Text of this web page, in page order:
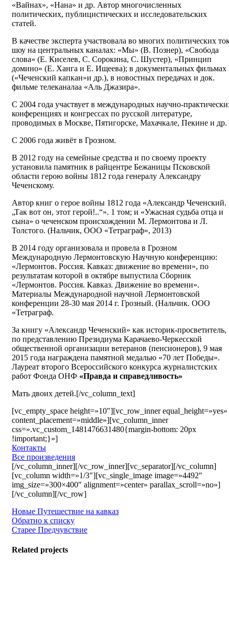
«Вайнах», «Нана» и др. Автор многочисленных
политических, публицистических и исследовательских
статей.
В качестве эксперта участвовала во многих политических
шоу на центральных каналах: «Мы» (В. Познер), «Свобода
слова» (Е. Киселев, С. Сорокина, С. Шустер), «Принцип
домино» (Е. Ханга и Е. Ищеева); в документальных фильмах
(«Чеченский капкан»и др.), в новостных передачах и док.
фильме телеканалаа «Аль Джазира».
С 2004 года участвует в международных научно-
конференциях и конгрессах по русской литературе,
проводимых в Москве, Пятигорске, Махачкале, Пекине и др.
С 2006 года живёт в Грозном.
В 2012 году на семейные средства и по своему проекту
установила памятник в райцентре Бежаницы Псковской
области герою войны 1812 года генералу Александру
Чеченскому.
Автор книг о герое войны 1812 года «Александр Чеченский.
„Так вот он, этот герой!..“». 1 том; и «Ужасная судьба отца и
сына» о чеченском происхождении М. Лермонтова и Л.
Толстого. (Нальчик, ООО «Тетраграф», 2013)
В 2014 году организовала и провела в Грозном
Международную Лермонтовскую Научную конференцию:
«Лермонтов. Россия. Кавказ: движение во времени», по
результатам которой в октябре выпустила Сборник
«Лермонтов. Россия. Кавказ. Движение во времени».
Материалы Международной научной Лермонтовской
конференции 28-30 мая 2014 г. Грозный. (Нальчик. ООО
«Тетраграф.
За книгу «Александр Чеченский» как историк-просветитель,
по представлению Президиума Карачаево-Черкесской
общественной организации ветеранов (пенсионеров), 9 мая
2015 года награждена памятной медалью «70 лет Победы».
Лауреат второго Всероссийского конкурса журналистских
работ Фонда ОНФ «Правда и справедливость»
Мать двоих детей.[/vc_column_text]
[vc_empty_space height=»10″][vc_row_inner equal_height=»yes»
content_placement=»middle»][vc_column_inner
css=».vc_custom_1481476631480{margin-bottom: 20px
!important;}»]
Контакты
Все произведения
[/vc_column_inner][/vc_row_inner][vc_separator][/vc_column]
[vc_column width=»1/3″][vc_single_image image=»4492″
img_size=»300×400″ alignment=»center» parallax_scroll=»no»]
[/vc_column][/vc_row]
Новые Путешествие на кавказ
Обратно к списку
Старее Предчувствие
Related projects